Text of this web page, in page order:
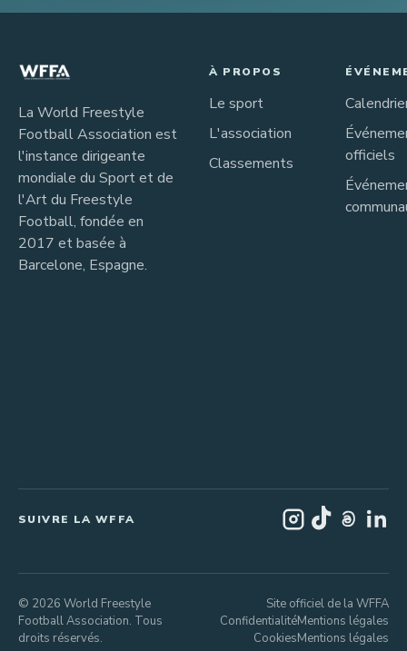
La World Freestyle
Football Association est
l'instance dirigeante
mondiale du Sport et de
l'Art du Freestyle
Football, fondée en
2017 et basée à
Barcelone, Espagne.
À PROPOS
Le sport
L'association
Classements
officiels
SUIVRE LA WFFA
© 2026 World Freestyle
Football Association. Tous
droits réservés.
Site officiel de la WFFA
ConfidentialitéMentions légales
CookiesMentions légales